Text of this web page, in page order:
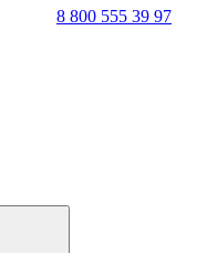
8 800 555 39 97